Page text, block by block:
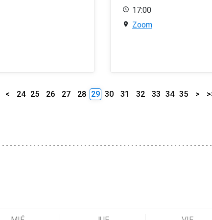
17:00
Zoom
< 24 25 26 27 28 29 30 31 32 33 34 35 >